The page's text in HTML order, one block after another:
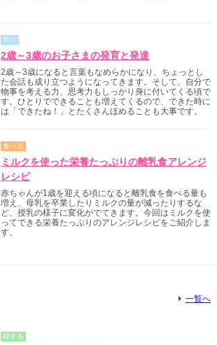
学ぶ
2歳～3歳のお子さまの発育と発達
2歳～3歳になると言葉もなめらかになり、ちょっとし
た会話も成り立つようになってきます。そして、自分で
物事を考える力、思考力もしっかり身に付いてくる頃で
す。ひとりでできることも増えてくるので、できた時に
は「できたね！」とたくさんほめることも大事です。
食べる
ミルクを使った栄養たっぷりの離乳食アレンジ
レシピ
赤ちゃんが1歳を迎える頃になると離乳食を食べる量も
増え、母乳を卒業したりミルクの量が減ったりするな
ど、授乳の様子に変化がでてきます。今回はミルクを使
ってできる栄養たっぷりのアレンジレシピをご紹介しま
す。
一覧へ
得する